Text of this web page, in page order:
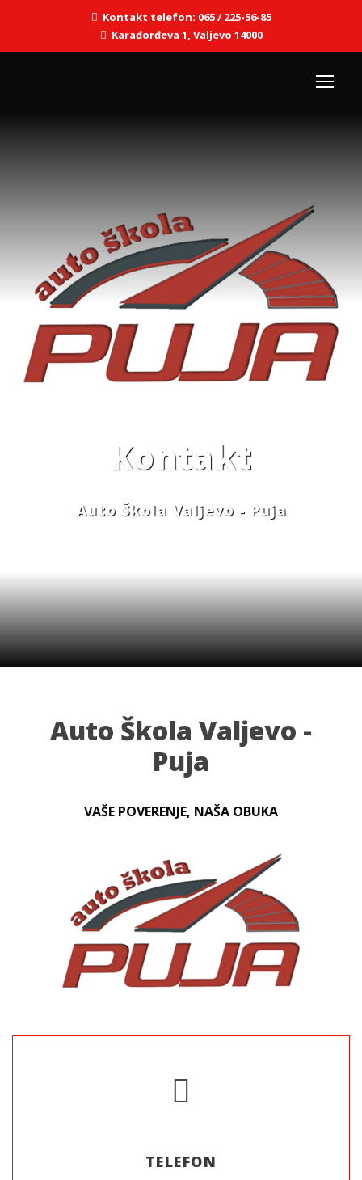
Kontakt telefon: 065 / 225-56-85
Karađorđeva 1, Valjevo 14000
Kontakt
Auto Škola Valjevo - Puja
Auto Škola Valjevo -
Puja
VAŠE POVERENJE, NAŠA OBUKA
TELEFON